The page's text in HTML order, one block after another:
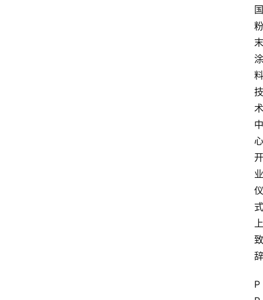
国
粉
末
涂
料
技
术
中
心
开
业
仪
式
上
致
辞
P